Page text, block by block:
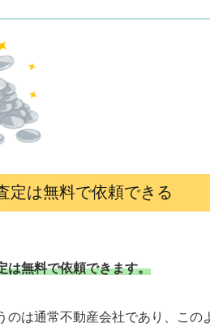
定は無料で依頼できる
は無料で依頼できます。
のは通常不動産会社であり、この